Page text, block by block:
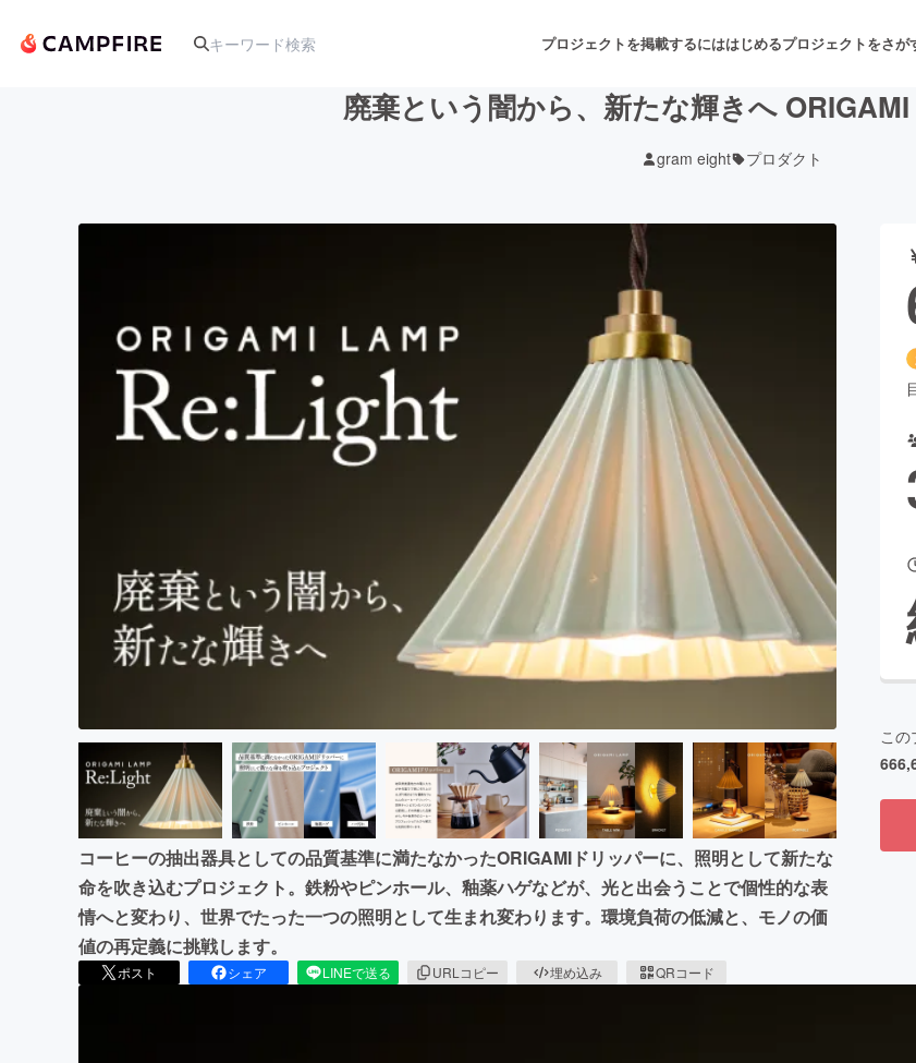
プロジェクトを掲載するにははじめるプロジェクトをさが
舞台・パフォ
テクノロジー・ガジェット ゲーム・サービス開発
映像・映画 書籍・雑誌出版
ビジネス・起業 チャレンジ ビューティー
CAMPFIRE for Social Good
CAMPFIRE Creation
CAMPFIREふるさと納税 machi-ya コミュニティ
廃棄という闇から、新たな輝きへ
gram eight プロダクト
コーヒーの抽出器具としての品質基準に満たなかったORIGAMIドリッパーに、照明として新たな
命を吹き込むプロジェクト。鉄粉やピンホール、釉薬ハゲなどが、光と出会うことで個性的な表
情へと変わり、世界でたった一つの照明として生まれ変わります。環境負荷の低減と、モノの価
値の再定義に挑戦します。
ポスト シェア LINEで送る URLコピー 埋め込み QRコード
この